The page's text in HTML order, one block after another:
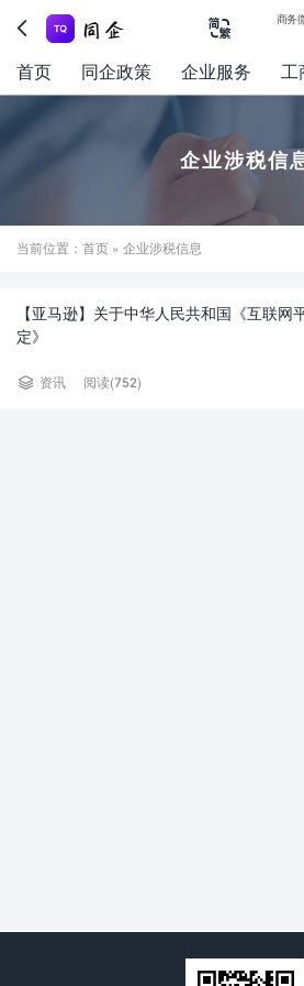
 商务

首页 同企政策 企业服务 工
企业涉税信
当前位置： 首页 » 企业涉税信息
【亚马逊】关于中华人民共和国《互联网
定》
 资讯 阅读(752)